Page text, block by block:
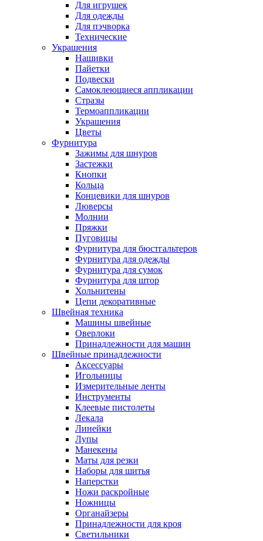
Для игрушек
Для одежды
Для пэчворка
Технические
Украшения
Нашивки
Пайетки
Подвески
Самоклеющиеся аппликации
Стразы
Термоаппликации
Украшения
Цветы
Фурнитура
Зажимы для шнуров
Застежки
Кнопки
Кольца
Концевики для шнуров
Люверсы
Молнии
Пряжки
Пуговицы
Фурнитура для бюстгальтеров
Фурнитура для одежды
Фурнитура для сумок
Фурнитура для штор
Хольнитены
Цепи декоративные
Швейная техника
Машины швейные
Оверлоки
Принадлежности для машин
Швейные принадлежности
Аксессуары
Игольницы
Измерительные ленты
Инструменты
Клеевые пистолеты
Лекала
Линейки
Лупы
Манекены
Маты для резки
Наборы для шитья
Наперстки
Ножи раскройные
Ножницы
Органайзеры
Принадлежности для кроя
Светильники